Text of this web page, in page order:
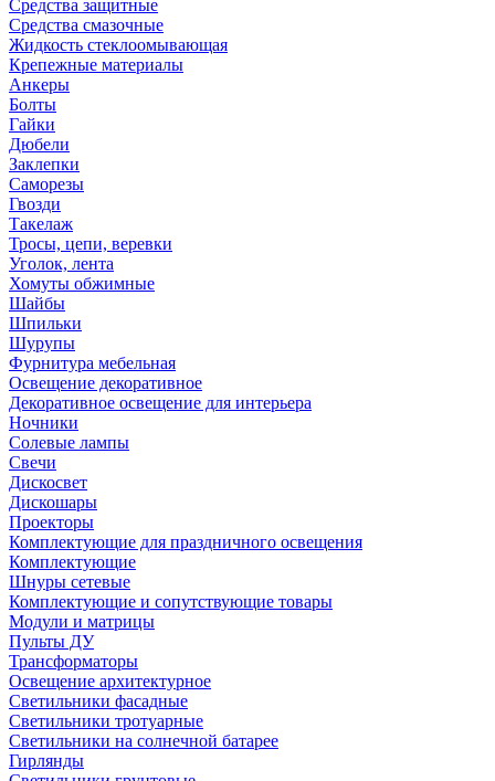
Средства защитные
Средства смазочные
Жидкость стеклоомывающая
Крепежные материалы
Анкеры
Болты
Гайки
Дюбели
Заклепки
Саморезы
Гвозди
Такелаж
Тросы, цепи, веревки
Уголок, лента
Хомуты обжимные
Шайбы
Шпильки
Шурупы
Фурнитура мебельная
Освещение декоративное
Декоративное освещение для интерьера
Ночники
Солевые лампы
Свечи
Дискосвет
Дискошары
Проекторы
Комплектующие для праздничного освещения
Комплектующие
Шнуры сетевые
Комплектующие и сопутствующие товары
Модули и матрицы
Пульты ДУ
Трансформаторы
Освещение архитектурное
Светильники фасадные
Светильники тротуарные
Светильники на солнечной батарее
Гирлянды